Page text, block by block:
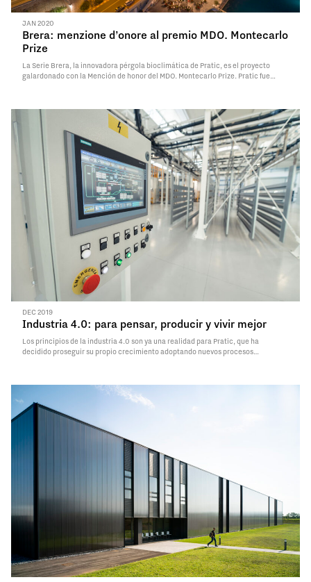
JAN 2020
Brera: menzione d’onore al premio MDO. Montecarlo
Prize
La Serie Brera, la innovadora pérgola bioclimática de Pratic, es el proyecto
galardonado con la Mención de honor del MDO. Montecarlo Prize. Pratic fue
DEC 2019
Industria 4.0: para pensar, producir y vivir mejor
Los principios de la industria 4.0 son ya una realidad para Pratic, que ha
decidido proseguir su propio crecimiento adoptando nuevos procesos
More